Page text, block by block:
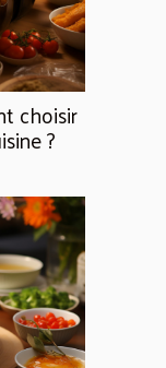
choisir
?